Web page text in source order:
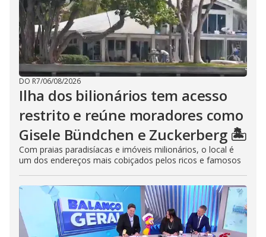
DO R7/06/08/2026
Ilha dos bilionários tem acesso
restrito e reúne moradores como
Gisele Bündchen e Zuckerberg 🏝️
Com praias paradisíacas e imóveis milionários, o local é
um dos endereços mais cobiçados pelos ricos e famosos